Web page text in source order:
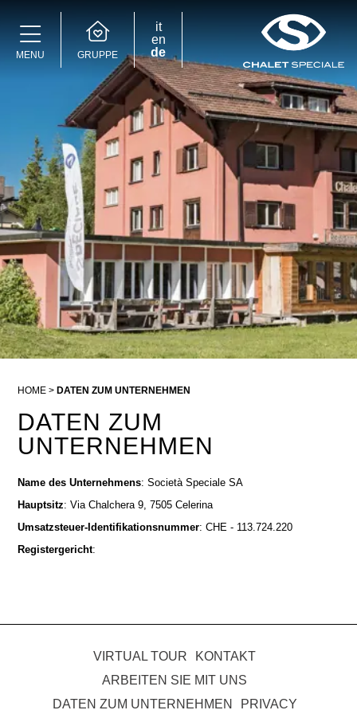
MENU GRUPPE
Speciale Group
Speciale Home
Hotel Bernina Hospiz
2309 Restaurant
Chalet Speciale
Speciale Ski School
it
en
de
HOME DATEN ZUM UNTERNEHMEN
DATEN ZUM
UNTERNEHMEN
Name des Unternehmens: Società Speciale SA
Hauptsitz: Via Chalchera 9, 7505 Celerina
Umsatzsteuer-Identifikationsnummer:CHE - 113.724.220
Registergericht:
VIRTUAL TOUR
KONTAKT
ARBEITEN SIE MIT UNS
DATEN ZUM UNTERNEHMEN
PRIVACY